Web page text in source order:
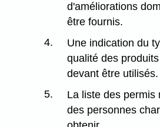
d'améliorations
être fournis.
4.
Une indication du
qualité des
devant être utilisés.
5.
La liste des permis
des personnes